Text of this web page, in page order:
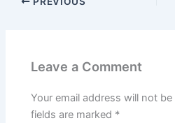
Leave a Comment
Your email address will not
fields are marked *